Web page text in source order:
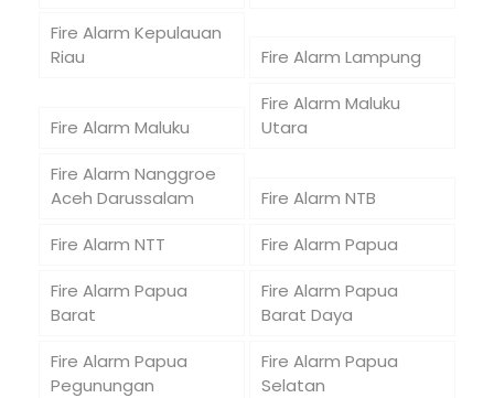
Fire Alarm Kepulauan
Riau
Fire Alarm Lampung
Fire Alarm Maluku
Fire Alarm Maluku
Utara
Fire Alarm Nanggroe
Aceh Darussalam
Fire Alarm NTB
Fire Alarm NTT
Fire Alarm Papua
Fire Alarm Papua
Barat
Fire Alarm Papua
Barat Daya
Fire Alarm Papua
Pegunungan
Fire Alarm Papua
Selatan